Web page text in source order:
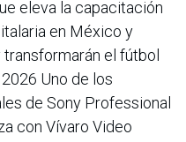
eleva la capacitación
en México y
el fútbol
Uno de los
de Sony Professional
con Vívaro Video